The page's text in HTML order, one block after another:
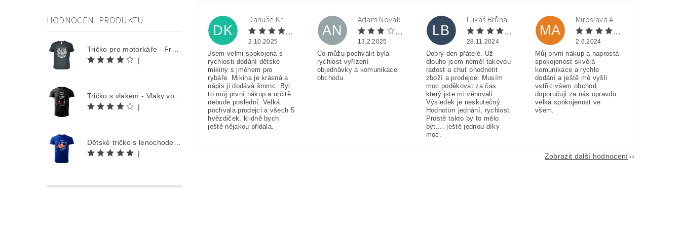
HODNOCENI PRODUKTU
|
|
|
DK
Danuše Krulová
2.10.2025
Jsem velmi spokojená s
rychlosti dodání dětské
mikiny s jménem pro
rybáře. Mikina je krásná a
nápis ji dodává šmrnc. Byl
to můj první nákup a určitě
nebude poslední. Velká
pochvala prodejci a všech 5
hvězdiček, klidně bych
ještě nějakou přidala.
AN
Adam Novák
13.2.2025
Co můžu pochválit byla
rychlost vyřízení
objednávky a komunikace
obchodu.
LB
Lukáš Brůha
28.11.2024
Dobrý den přátelé. Už
dlouho jsem neměl takovou
radost a chuť ohodnotit
zboží a prodejce. Musím
moc poděkovat za čas
který jste mi věnovali.
Výsledek je neskutečný.
Hodnotím jednání, rychlost.
Prostě takto by to mělo
být.... ještě jednou díky
moc.
MA
Miroslava Andorková
2.6.2024
Můj prvni nákup a naprostá
spokojenost skvělá
komunikace a rychle
dodání a ještě mě vyšli
vstříc všem obchod
doporučuji za nás opravdu
velká spokojenost ve
všem.
Zobrazit další hodnocení